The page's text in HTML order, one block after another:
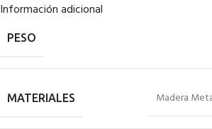
Información adicional
PESO
MATERIALES Madera